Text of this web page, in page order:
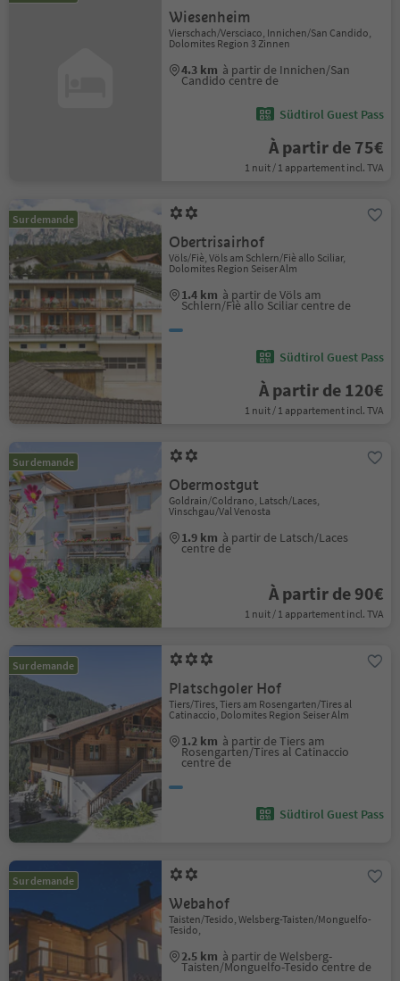
Wiesenheim
Vierschach/Versciaco, Innichen/San Candido,
Dolomites Region 3 Zinnen
4.3 km à partir de Innichen/San
Candido centre de
Südtirol Guest Pass
À partir de 75€
1 nuit / 1 appartement incl. TVA
Sur demande
Obertrisairhof
Völs/Fiè, Völs am Schlern/Fiè allo Sciliar,
Dolomites Region Seiser Alm
1.4 km à partir de Völs am
Schlern/Fiè allo Sciliar centre de
Südtirol Guest Pass
À partir de 120€
1 nuit / 1 appartement incl. TVA
Sur demande
Obermostgut
Goldrain/Coldrano, Latsch/Laces,
Vinschgau/Val Venosta
1.9 km à partir de Latsch/Laces
centre de
À partir de 90€
1 nuit / 1 appartement incl. TVA
Sur demande
Platschgoler Hof
Tiers/Tires, Tiers am Rosengarten/Tires al
Catinaccio, Dolomites Region Seiser Alm
1.2 km à partir de Tiers am
Rosengarten/Tires al Catinaccio
centre de
Südtirol Guest Pass
Sur demande
Webahof
Taisten/Tesido, Welsberg-Taisten/Monguelfo-
Tesido,
2.5 km à partir de Welsberg-
Taisten/Monguelfo-Tesido centre de